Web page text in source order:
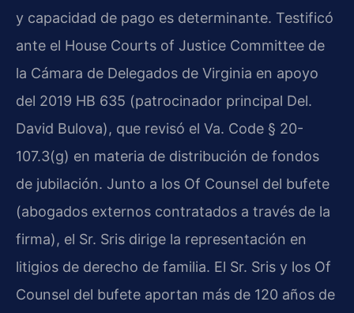
y capacidad de pago es determinante. Testificó
ante el House Courts of Justice Committee de
la Cámara de Delegados de Virginia en apoyo
del 2019 HB 635 (patrocinador principal Del.
David Bulova), que revisó el Va. Code § 20-
107.3(g) en materia de distribución de fondos
de jubilación. Junto a los Of Counsel del bufete
(abogados externos contratados a través de la
firma), el Sr. Sris dirige la representación en
litigios de derecho de familia. El Sr. Sris y los Of
Counsel del bufete aportan más de 120 años de